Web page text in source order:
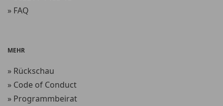
» FAQ
MEHR
» Rückschau
» Code of Conduct
» Programmbeirat